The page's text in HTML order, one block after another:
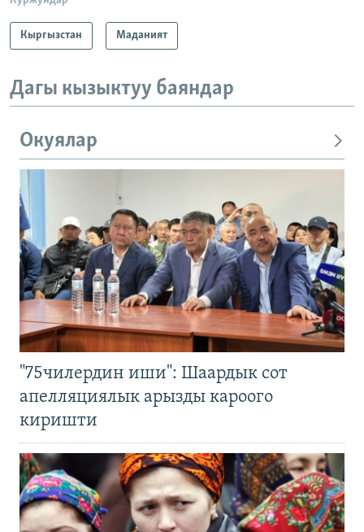
Кыргызстан Маданият
Дагы кызыктуу баяндар
Окуялар
"75чилердин иши": Шаардык сот
апелляциялык арызды кароого
киришти